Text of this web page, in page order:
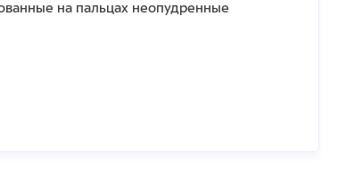
на пальцах неопудренные